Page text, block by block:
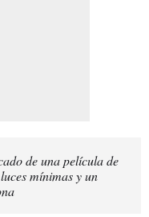
de una película de
mínimas y un